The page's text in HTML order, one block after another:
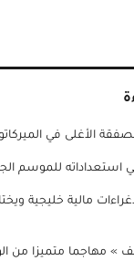
الأغلى في
استعداداته للموسم
مالية خليجية
» مهاجما متميزا من